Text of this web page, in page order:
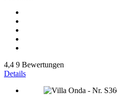
4,4 9 Bewertungen
Details